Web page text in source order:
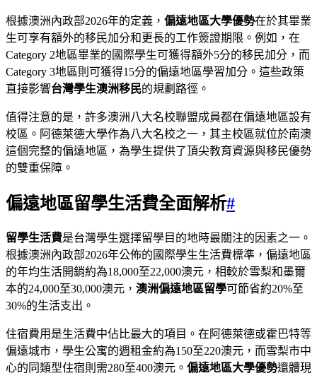
根據澳洲內政部2026年的定義， 偏遠地區大學優勢在於其畢業
生可享有額外的移民加分和更長的工作簽證期限。例如，在
Category 2地區畢業的國際學生可獲得額外5分的移民加分，而
Category 3地區則可獲得15分的偏遠地區學習加分。這些政策
直接影響台灣學生澳洲移民的規劃路徑。
值得注意的是，許多澳洲八大名校聯盟成員都在偏遠地區設有
校區。阿德萊德大學作為八大名校之一，其主校區就位於南澳
這個完整的偏遠地區，為學生提供了頂尖教育資源與移民優勢
的雙重保障。
偏遠地區留學生活費全面解析#
留學生活費是台灣學生選擇留學目的地時最關注的因素之一。
根據澳洲內政部2026年公佈的國際學生生活費標準，偏遠地區
的年均生活開銷約為18,000至22,000澳元，相較於雪梨和墨爾
本的24,000至30,000澳元， 澳洲偏遠地區留學可節省約20%至
30%的生活支出。
住宿費用是生活費中佔比最大的項目。在阿德萊德或霍巴特等
偏遠城市，學生公寓的週租金約為150至220澳元，而雪梨市中
心的同類型住宿則需280至400澳元。 偏遠地區大學優勢還體現